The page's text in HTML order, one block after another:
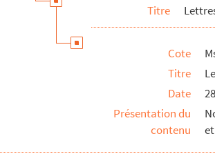
Titre
Cote
Titre
Date
Présentation du
contenu